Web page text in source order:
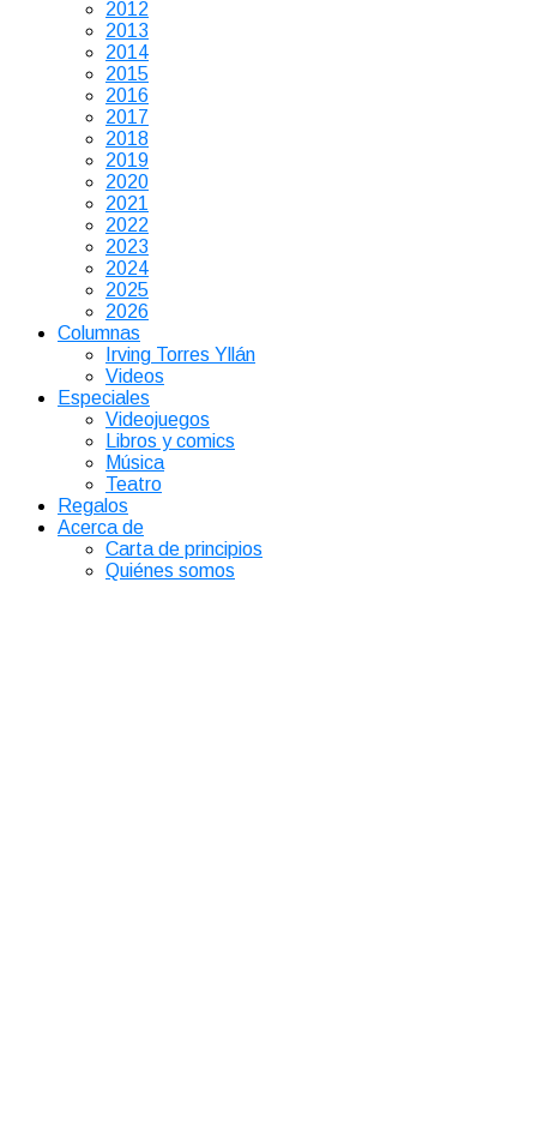
2012
2013
2014
2015
2016
2017
2018
2019
2020
2021
2022
2023
2024
2025
2026
Columnas
Irving Torres Yllán
Videos
Especiales
Videojuegos
Libros y comics
Música
Teatro
Regalos
Acerca de
Carta de principios
Quiénes somos